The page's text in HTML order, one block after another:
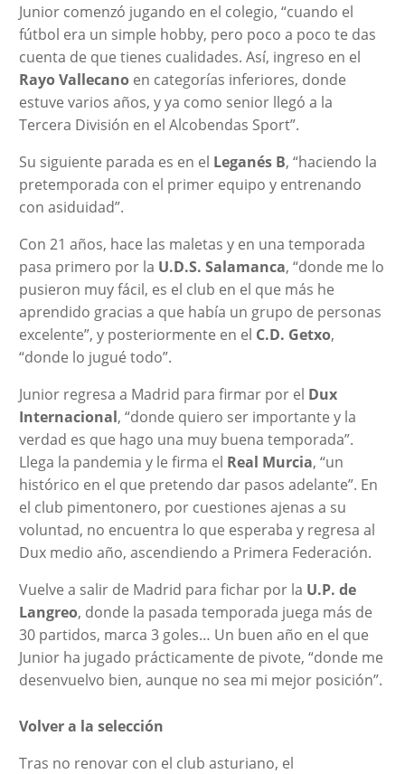
Junior comenzó jugando en el colegio, “cuando el
fútbol era un simple hobby, pero poco a poco te das
cuenta de que tienes cualidades. Así, ingreso en el
Rayo Vallecanoen categorías inferiores, donde
estuve varios años, y ya como senior llegó a la
Tercera División en el Alcobendas Sport”.
Su siguiente parada es en el Leganés B, “haciendo la
pretemporada con el primer equipo y entrenando
con asiduidad”.
Con 21 años, hace las maletas y en una temporada
pasa primero por la U.D.S. Salamanca, “donde me lo
pusieron muy fácil, es el club en el que más he
aprendido gracias a que había un grupo de personas
excelente”, y posteriormente en el C.D. Getxo,
“donde lo jugué todo”.
Junior regresa a Madrid para firmar por el Dux
Internacional, “donde quiero ser importante y la
verdad es que hago una muy buena temporada”.
Llega la pandemia y le firma el Real Murcia, “un
histórico en el que pretendo dar pasos adelante”. En
el club pimentonero, por cuestiones ajenas a su
voluntad, no encuentra lo que esperaba y regresa al
Dux medio año, ascendiendo a Primera Federación.
Vuelve a salir de Madrid para fichar por la U.P. de
Langreo, donde la pasada temporada juega más de
30 partidos, marca 3 goles… Un buen año en el que
Junior ha jugado prácticamente de pivote, “donde me
desenvuelvo bien, aunque no sea mi mejor posición”.
Volver a la selección
Tras no renovar con el club asturiano, el